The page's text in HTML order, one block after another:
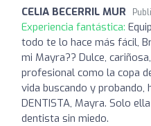
CELIA BECERRIL MUR
Experiencia fantástica:
todo te lo hace más fácil,
mi Mayra?? Dulce,
profesional como la copa
vida buscando y probando,
DENTISTA, Mayra. Solo
dentista sin miedo.